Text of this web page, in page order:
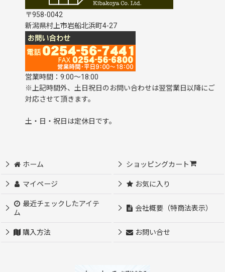
〒958-0042
新潟県村上市岩船北浜町4-27
営業時間：9:00～18:00
※上記時間外、土日祝日のお問い合わせは翌営業日以降にご
対応させて頂きます。
土・日・祝日は定休日です。
ホーム ショッピングカート
マイページ お気に入り
最近チェックしたアイテ
ム
会社概要（特商法表示）
購入方法 お問い合せ